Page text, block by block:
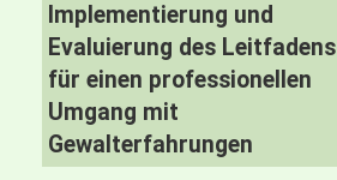
Implementierung und
Evaluierung des Leitfadens
für einen professionellen
Umgang mit
Gewalterfahrungen